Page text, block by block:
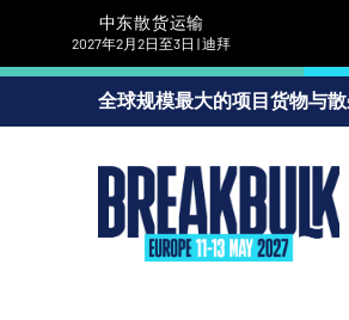
中东散货运输
2027年2月2日至3日 | 迪拜
全球规模最大的项目货物与